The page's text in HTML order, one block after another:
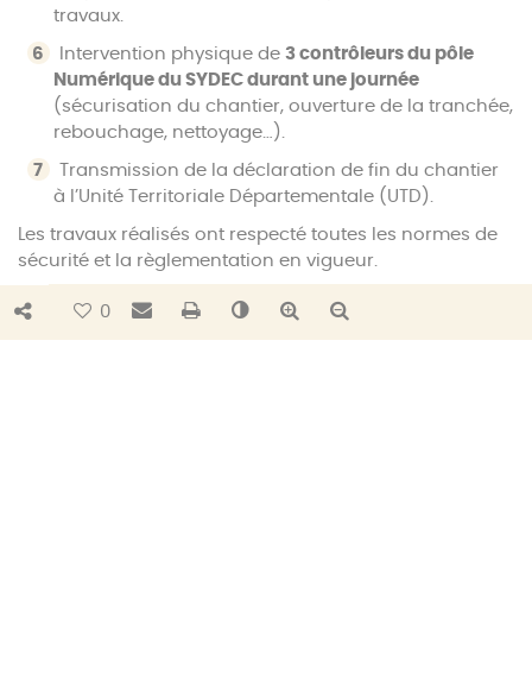
Bouton de partage
0 Envoyer par e-mail
ImprimerChanger le contraste
Agrandir le texte
travaux.
Intervention physique de 3 contrôleurs du pôle
Numérique du SYDEC durant une journée
(sécurisation du chantier, ouverture de la tranchée,
rebouchage, nettoyage…).
Transmission de la déclaration de fin du chantier
à l’Unité Territoriale Départementale (UTD).
Les travaux réalisés ont respecté toutes les normes de
sécurité et la règlementation en vigueur.
pour apporter la fibre à tous les Landais.